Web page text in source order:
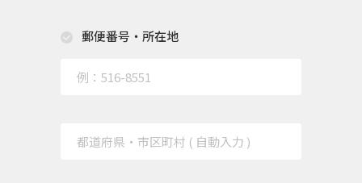
郵便番号・所在地